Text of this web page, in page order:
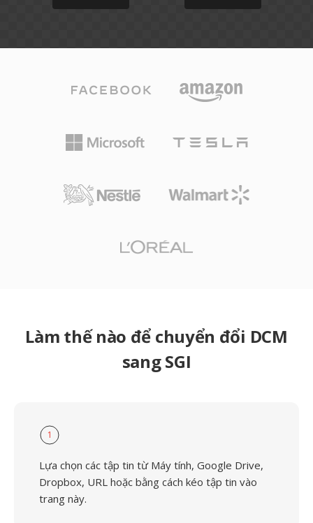
Làm thế nào để chuyển đổi DCM
sang SGI
1
Lựa chọn các tập tin từ Máy tính, Google Drive,
Dropbox, URL hoặc bằng cách kéo tập tin vào
trang này.